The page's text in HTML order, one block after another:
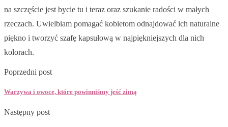
na szczęście jest bycie tu i teraz oraz szukanie radości w małych
rzeczach. Uwielbiam pomagać kobietom odnajdować ich naturalne
piękno i tworzyć szafę kapsułową w najpiękniejszych dla nich
kolorach.
Poprzedni post
Warzywa i owoce, które powinniśmy jeść zimą
Następny post